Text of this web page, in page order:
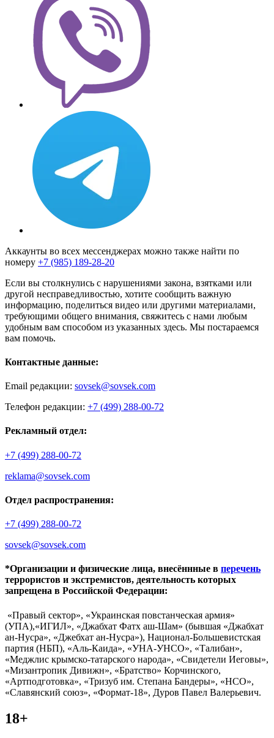
Аккаунты во всех мессенджерах можно также найти по
номеру +7 (985) 189-28-20
Если вы столкнулись с нарушениями закона, взятками или
другой несправедливостью, хотите сообщить важную
информацию, поделиться видео или другими материалами,
требующими общего внимания, свяжитесь с нами любым
удобным вам способом из указанных здесь. Мы постараемся
вам помочь.
Контактные данные:
Email редакции: sovsek@sovsek.com
Телефон редакции: +7 (499) 288-00-72
Рекламный отдел:
+7 (499) 288-00-72
reklama@sovsek.com
Отдел распространения:
+7 (499) 288-00-72
sovsek@sovsek.com
*Организации и физические лица, внесённные в перечень
террористов и экстремистов, деятельность которых
запрещена в Российской Федерации:
«Правый сектор», «Украинская повстанческая армия»
(УПА),«ИГИЛ», «Джабхат Фатх аш-Шам» (бывшая «Джабхат
ан-Нусра», «Джебхат ан-Нусра»), Национал-Большевистская
партия (НБП), «Аль-Каида», «УНА-УНСО», «Талибан»,
«Меджлис крымско-татарского народа», «Свидетели Иеговы»,
«Мизантропик Дивижн», «Братство» Корчинского,
«Артподготовка», «Тризуб им. Степана Бандеры», «НСО»,
«Славянский союз», «Формат-18», Дуров Павел Валерьевич.
18+